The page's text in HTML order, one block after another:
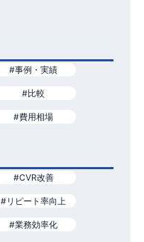
#事例・実績
#比較
#費用相場
#CVR改善
#リピート率向上
#業務効率化